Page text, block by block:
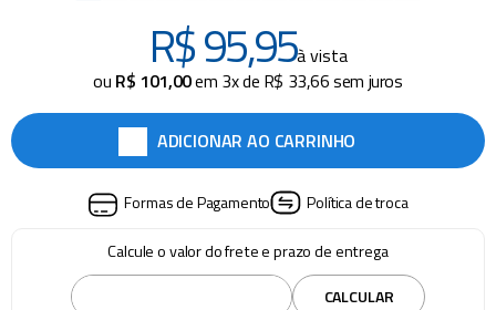
R$95,95à vista
ou R$ 101,00em 3x de R$ 33,66sem juros
ADICIONAR AO CARRINHO
Formas de Pagamento Política de troca
Calcule o valor do frete e prazo de entrega
CALCULAR